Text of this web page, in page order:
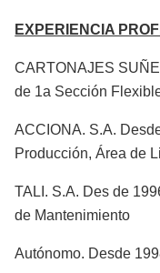
EXPERIENCIA
CARTONAJES
de 1a Sección
ACCIONA. S.A.
Producción, Área de
TALI. S.A. Des de
de Mantenimiento
Autónomo. Desde